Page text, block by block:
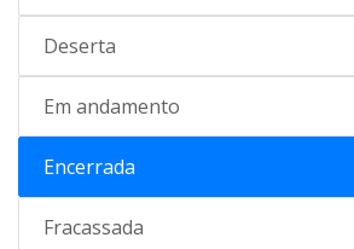
Deserta
Em andamento
Encerrada
Fracassada